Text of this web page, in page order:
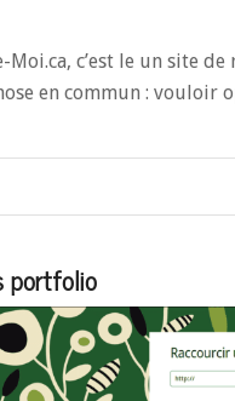
Moi.ca, c’est le un site
en commun : vouloir
portfolio